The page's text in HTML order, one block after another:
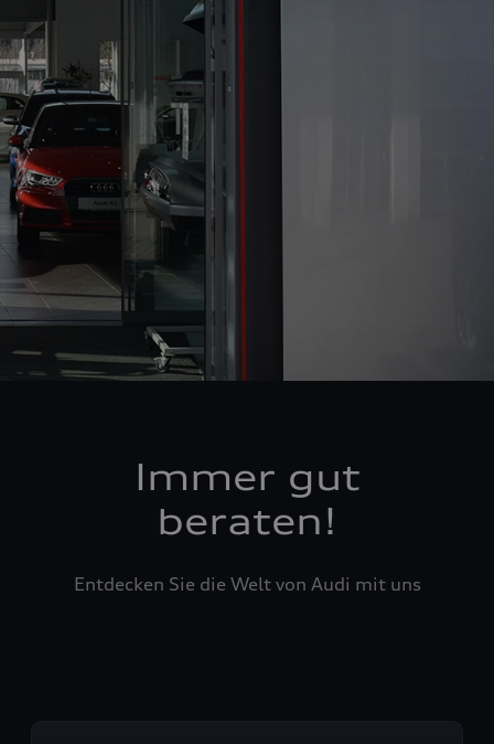
Immer gut
beraten!
Entdecken Sie die Welt von Audi mit uns